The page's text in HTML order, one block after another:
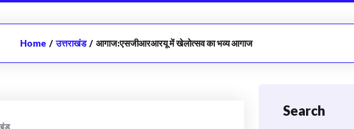
Home / उत्तराखंड / आगाज:एसजीआरआरयू में खेलोत्सव का भव्य आगाज
Search